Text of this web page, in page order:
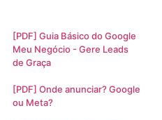
[PDF] Guia Básico do Google
Meu Negócio - Gere Leads
de Graça
[PDF] Onde anunciar? Google
ou Meta?